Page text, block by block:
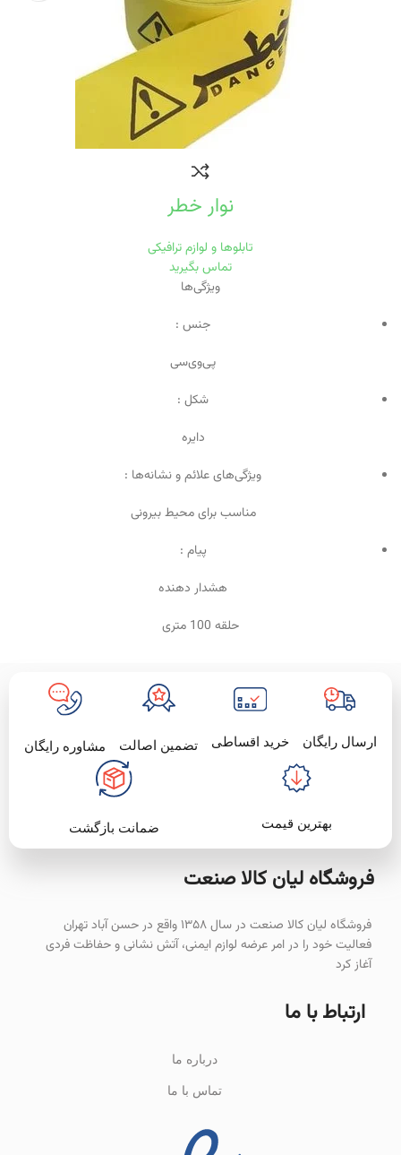
نوار خطر
تابلوها و لوازم ترافیکی
تماس بگیرید
ویژگی‌ها
جنس :
پی‌وی‌سی
شکل :
دایره
ویژگی‌های علائم و نشانه‌ها :
مناسب برای محیط بیرونی
پیام :
هشدار دهنده
حلقه 100 متری
ارسال رایگان خرید اقساطی تضمین اصالت مشاوره رایگان
بهترین قیمت ضمانت بازگشت
فروشگاه لیان‌ کالا صنعت
فروشگاه لیان کالا صنعت در سال ۱۳۵۸ واقع در حسن آباد تهران
فعالیت خود را در امر عرضه لوازم ایمنی، آتش نشانی و حفاظت فردی
آغاز کرد
ارتباط با ما
درباره ما
تماس با ما